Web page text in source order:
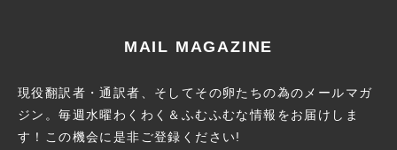
MAIL MAGAZINE
現役翻訳者・通訳者、そしてその卵たちの為のメールマガ
ジン。毎週水曜わくわく＆ふむふむな情報をお届けしま
す！この機会に是非ご登録ください!